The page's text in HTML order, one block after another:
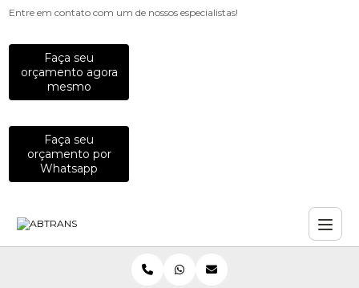
Entre em contato com um de nossos especialistas!
Faça seu
orçamento agora
mesmo
Faça seu
orçamento por
Whatsapp